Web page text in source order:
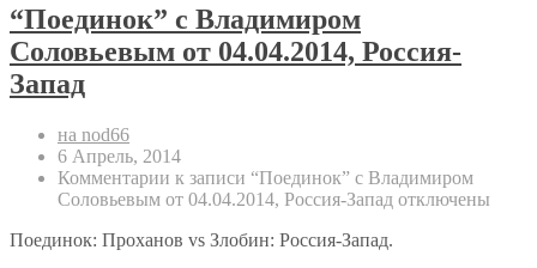
“Поединок” с Владимиром
Соловьевым от 04.04.2014, Россия-
Запад
на nod66
6 Апрель, 2014
Комментарии к записи “Поединок” с Владимиром
Соловьевым от 04.04.2014, Россия-Запад отключены
Поединок: Проханов vs Злобин: Россия-Запад.